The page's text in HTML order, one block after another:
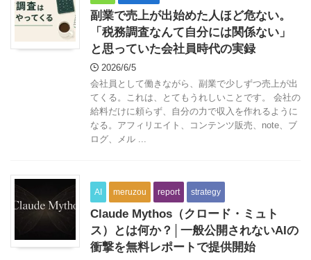
副業で売上が出始めた人ほど危ない。
「税務調査なんて自分には関係ない」
と思っていた会社員時代の実録
2026/6/5
会社員として働きながら、副業で少しずつ売上が出
てくる。これは、とてもうれしいことです。 会社の
給料だけに頼らず、自分の力で収入を作れるように
なる。アフィリエイト、コンテンツ販売、note、ブ
ログ、メル ...
AI meruzou report strategy
Claude Mythos（クロード・ミュト
ス）とは何か？│一般公開されないAIの
衝撃を無料レポートで提供開始